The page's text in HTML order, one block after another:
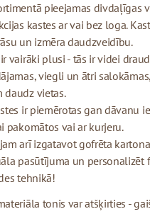
pieejamas divdaļīgas
kastes ar vai bez loga.
un izmēra daudzveidību.
vairāki plusi - tās ir videi
viegli un ātri
daudz vietas.
ir piemērotas gan dāvanu
pakomātos vai ar kurjeru.
arī izgatavot gofrēta
pasūtījuma un personalizēt
tehnikā!
tonis var atšķirties -